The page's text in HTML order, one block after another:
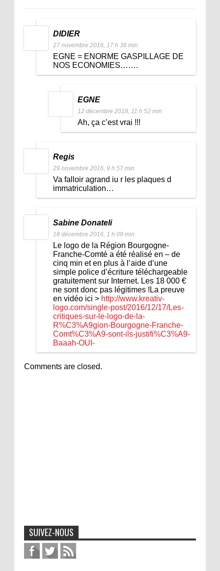
DIDIER
27 novembre 2016, 17 h 36 min
EGNE = ENORME GASPILLAGE DE
NOS ECONOMIES…….
EGNE
12 décembre 2018, 11 h 52 min
Ah, ça c’est vrai !!!
Regis
29 novembre 2016, 9 h 57 min
Va falloir agrand iu r les plaques d
immatriculation…
Sabine Donateli
18 décembre 2016, 1 h 09 min
Le logo de la Région Bourgogne-
Franche-Comté a été réalisé en – de
cinq min et en plus à l’aide d’une
simple police d’écriture téléchargeable
gratuitement sur Internet. Les 18 000 €
ne sont donc pas légitimes !La preuve
en vidéo ici > http://www.kreativ-
logo.com/single-post/2016/12/17/Les-
critiques-sur-le-logo-de-la-
R%C3%A9gion-Bourgogne-Franche-
Comt%C3%A9-sont-ils-justifi%C3%A9-
Baaah-OUI-
Comments are closed.
SUIVEZ-NOUS